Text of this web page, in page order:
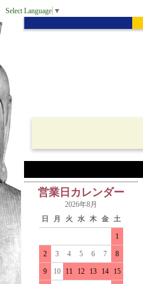
Select Language ▼
営業日カレンダー
2026年8月
日
月 火 水 木 金 土
1
2 3 4 5 6 7 8
9 10 11 12 13 14 15